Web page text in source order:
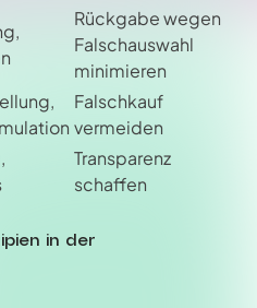
Rückgabe wegen
Falschauswahl
minimieren
Falschkauf
vermeiden
Transparenz
schaffen
in der